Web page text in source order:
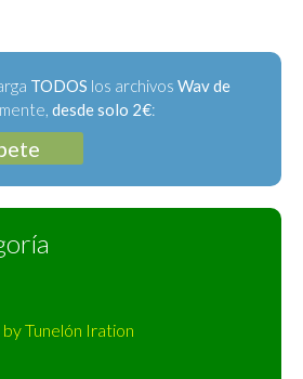
TODOS los archivos Wav de
desde solo 2€:
Tunelón Iration